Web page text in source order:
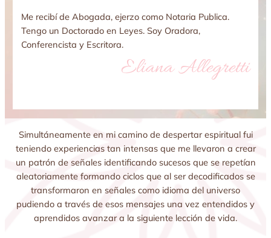
Me recibí de Abogada, ejerzo como Notaria Publica.
Tengo un Doctorado en Leyes. Soy Oradora,
Conferencista y Escritora.
Eliana Allegretti
Simultáneamente en mi camino de despertar espiritual fui
teniendo experiencias tan intensas que me llevaron a crear
un patrón de señales identificando sucesos que se repetían
aleatoriamente formando ciclos que al ser decodificados se
transformaron en señales como idioma del universo
pudiendo a través de esos mensajes una vez entendidos y
aprendidos avanzar a la siguiente lección de vida.